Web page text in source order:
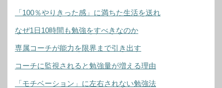
「100％やりきった感」に満ちた生活を送れ
なぜ1日10時間も勉強をすべきなのか
専属コーチが能力を限界まで引き出す
コーチに監視されると勉強量が増える理由
「モチベーション」に左右されない勉強法